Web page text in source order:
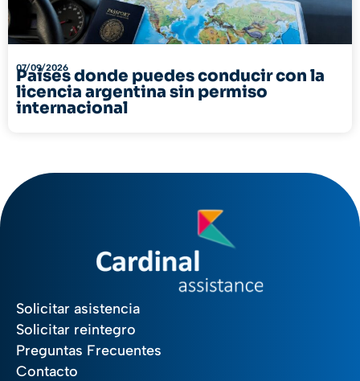
07/09/2026
Países donde puedes conducir con la
licencia argentina sin permiso
internacional
Solicitar asistencia
Solicitar reintegro
Preguntas Frecuentes
Contacto